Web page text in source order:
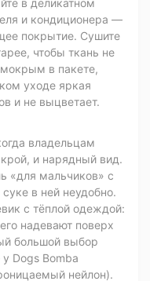
в деликатном
и кондиционера —
покрытие. Сушите
чтобы ткань не
в пакете,
уходе яркая
и не выцветает.
владельцам
и нарядный вид.
«для мальчиков» с
в ней неудобно.
с тёплой одеждой:
надевают поверх
большой выбор
Dogs Bomba
нейлон).